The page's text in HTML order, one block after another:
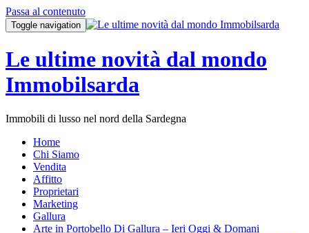
Passa al contenuto
Toggle navigation
Le ultime novità dal mondo
Immobilsarda
Immobili di lusso nel nord della Sardegna
Home
Chi Siamo
Vendita
Affitto
Proprietari
Marketing
Gallura
Arte in Portobello Di Gallura – Ieri Oggi & Domani